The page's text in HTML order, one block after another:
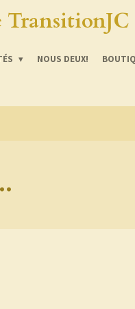
TransitionJC
NOUS DEUX!